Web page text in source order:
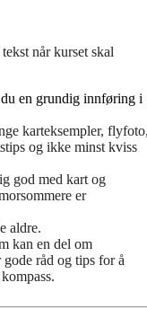
når kurset skal
en grundig innføring i
karteksempler,
og ikke minst kviss
god med kart og
er
aldre.
kan en del om
råd og tips for å